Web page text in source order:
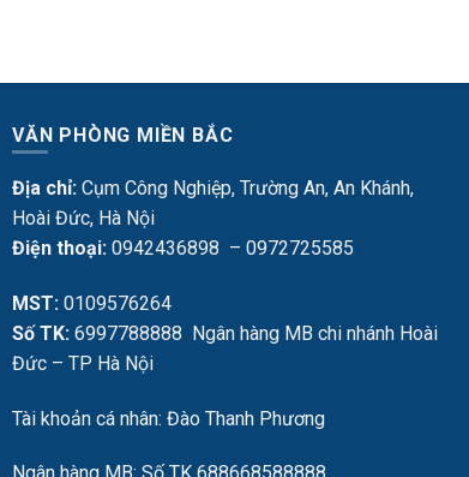
VĂN PHÒNG MIỀN BẮC
Địa chỉ: Cụm Công Nghiệp, Trường An, An Khánh,
Hoài Đức, Hà Nội
Điện thoại: 0942436898 – 0972725585
MST: 0109576264
Số TK: 6997788888 Ngân hàng MB chi nhánh Hoài
Đức – TP Hà Nội
Tài khoản cá nhân: Đào Thanh Phương